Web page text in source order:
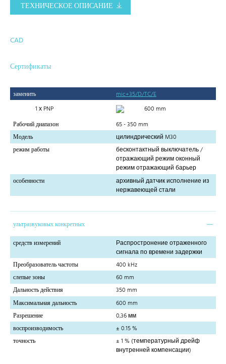
ТЕХНИЧЕСКОЕ ОПИСАНИЕ
CAD
Сертификаты
заменить
mic+35/D/TC/E
1 х PNP
600 mm
Рабочий диапазон
65 - 350 mm
Модель
цилиндрический M30
режим работы
бесконтактный выключатель /
отражающий режим оконный
режим отражающий барьер
особенности
архивный датчик исполнение из
нержавеющей стали
ультразвуковых конкретных
средств измерений
Распростронение отраженного
сигнала по времени задержки
Преобразователь частоты
400 kHz
слепые зоны
60 mm
Дальность действия
350 mm
Максимальная дальность
600 mm
Разрешение
0,36 мм
воспроизводимость
± 0.15 %
точность
± 1 % (температурный дрейф
внутренней компенсации)